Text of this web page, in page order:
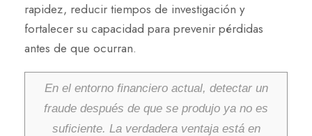
rapidez, reducir tiempos de investigación y
fortalecer su capacidad para prevenir pérdidas
antes de que ocurran.
En el entorno financiero actual, detectar un
fraude después de que se produjo ya no es
suficiente. La verdadera ventaja está en